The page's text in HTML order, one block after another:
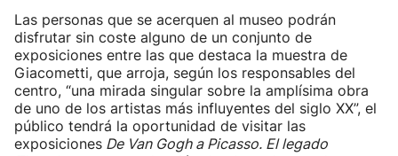
Las personas que se acerquen al museo podrán
disfrutar sin coste alguno de un conjunto de
exposiciones entre las que destaca la muestra de
Giacometti, que arroja, según los responsables del
centro, “una mirada singular sobre la amplísima obra
de uno de los artistas más influyentes del siglo XX”, el
público tendrá la oportunidad de visitar las
exposiciones De Van Gogh a Picasso. El legado